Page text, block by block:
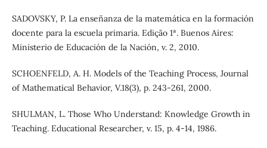
SADOVSKY, P. La enseñanza de la matemática en la formación
docente para la escuela primaria. Edição 1ª. Buenos Aires:
Ministerio de Educación de la Nación, v. 2, 2010.
SCHOENFELD, A. H. Models of the Teaching Process, Journal
of Mathematical Behavior, V.18(3), p. 243-261, 2000.
SHULMAN, L. Those Who Understand: Knowledge Growth in
Teaching. Educational Researcher, v. 15, p. 4-14, 1986.